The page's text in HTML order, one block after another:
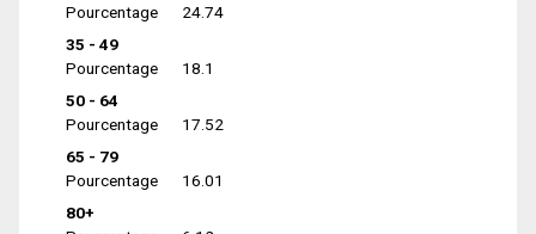
Pourcentage
24.74
35 - 49
Pourcentage
18.1
50 - 64
Pourcentage
17.52
65 - 79
Pourcentage
16.01
80+